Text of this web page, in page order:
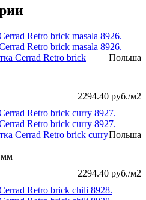
Польша
Cerrad Retro brick
2294.40 руб./м2
Польша
Cerrad Retro brick curry
мм
2294.40 руб./м2